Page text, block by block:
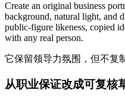
Create an original business
background, natural light, and
public-figure likeness, copied
with any real person.
它保留领导力氛围，但不复
从职业保证改成可复核